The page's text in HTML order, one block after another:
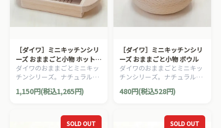
［ダイワ］ミニキッチンシリ
ーズ おままごと小物 ホット
プレート
ダイワのおままごとミニキッ
チンシリーズ。ナチュラルで
かわいらしいミニサイズの食
器＆調理器具です。
1,150円(税込1,265円)
［ダイワ］ミニキッチンシリ
ーズ おままごと小物 ボウル
ダイワのおままごとミニキッ
チンシリーズ。ナチュラルで
かわいらしいミニサイズの食
器＆調理器具です。
480円(税込528円)
SOLD OUT SOLD OUT